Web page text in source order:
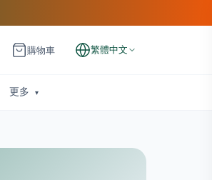
購物車 繁體中文
更多